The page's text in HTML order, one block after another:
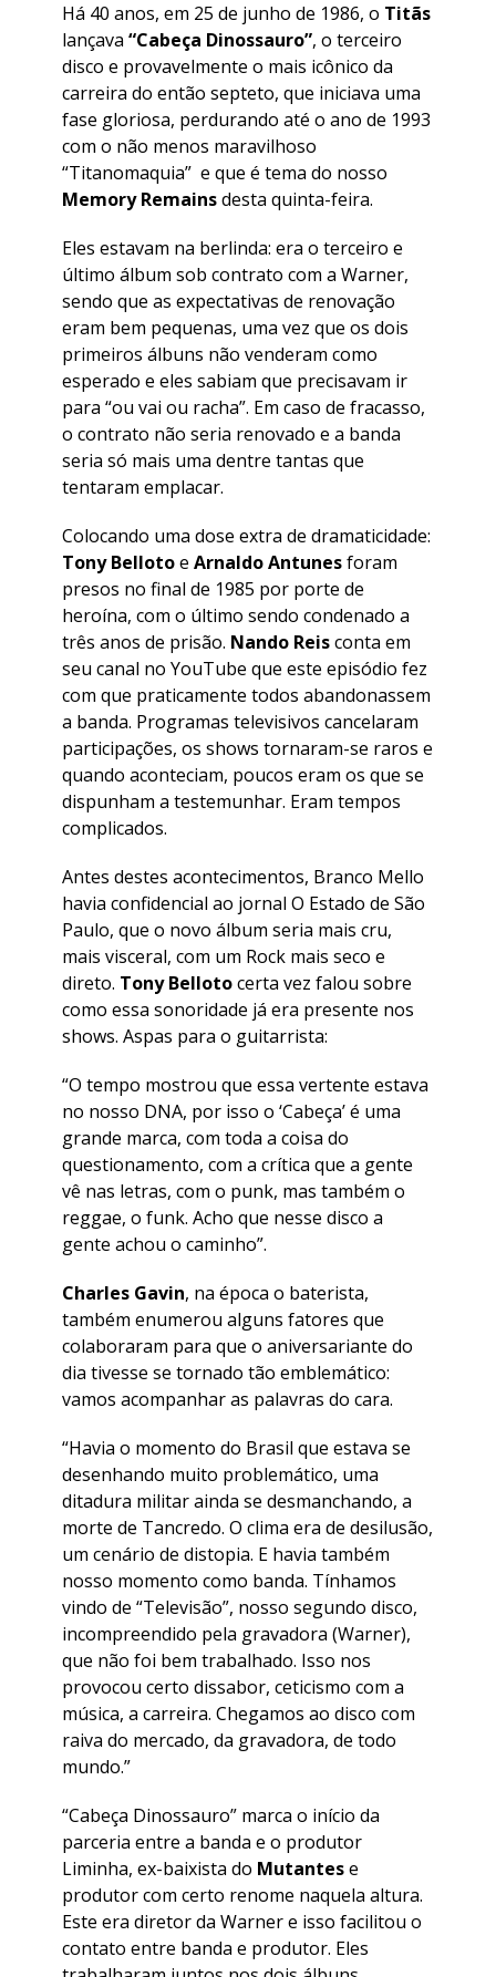
Há 40 anos, em 25 de junho de 1986, o Titãs
lançava “Cabeça Dinossauro”, o terceiro
disco e provavelmente o mais icônico da
carreira do então septeto, que iniciava uma
fase gloriosa, perdurando até o ano de 1993
com o não menos maravilhoso
“Titanomaquia” e que é tema do nosso
Memory Remainsdesta quinta-feira.
Eles estavam na berlinda: era o terceiro e
último álbum sob contrato com a Warner,
sendo que as expectativas de renovação
eram bem pequenas, uma vez que os dois
primeiros álbuns não venderam como
esperado e eles sabiam que precisavam ir
para “ou vai ou racha”. Em caso de fracasso,
o contrato não seria renovado e a banda
seria só mais uma dentre tantas que
tentaram emplacar.
Colocando uma dose extra de dramaticidade:
Tony Bellotoe Arnaldo Antunesforam
presos no final de 1985 por porte de
heroína, com o último sendo condenado a
três anos de prisão. Nando Reisconta em
seu canal no YouTube que este episódio fez
com que praticamente todos abandonassem
a banda. Programas televisivos cancelaram
participações, os shows tornaram-se raros e
quando aconteciam, poucos eram os que se
dispunham a testemunhar. Eram tempos
complicados.
Antes destes acontecimentos, Branco Mello
havia confidencial ao jornal O Estado de São
Paulo, que o novo álbum seria mais cru,
mais visceral, com um Rock mais seco e
direto. Tony Bellotocerta vez falou sobre
como essa sonoridade já era presente nos
shows. Aspas para o guitarrista:
“O tempo mostrou que essa vertente estava
no nosso DNA, por isso o ‘Cabeça’ é uma
grande marca, com toda a coisa do
questionamento, com a crítica que a gente
vê nas letras, com o punk, mas também o
reggae, o funk. Acho que nesse disco a
gente achou o caminho”.
Charles Gavin, na época o baterista,
também enumerou alguns fatores que
colaboraram para que o aniversariante do
dia tivesse se tornado tão emblemático:
vamos acompanhar as palavras do cara.
“Havia o momento do Brasil que estava se
desenhando muito problemático, uma
ditadura militar ainda se desmanchando, a
morte de Tancredo. O clima era de desilusão,
um cenário de distopia. E havia também
nosso momento como banda. Tínhamos
vindo de “Televisão”, nosso segundo disco,
incompreendido pela gravadora (Warner),
que não foi bem trabalhado. Isso nos
provocou certo dissabor, ceticismo com a
música, a carreira. Chegamos ao disco com
raiva do mercado, da gravadora, de todo
mundo.”
“Cabeça Dinossauro” marca o início da
parceria entre a banda e o produtor
Liminha, ex-baixista do Mutantese
produtor com certo renome naquela altura.
Este era diretor da Warner e isso facilitou o
contato entre banda e produtor. Eles